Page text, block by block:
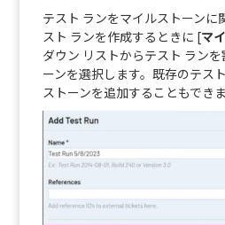
テスト ランをマイルストーンに
スト ランを作成するときに [マ
ダウン リストからテスト ラン
ーンを選択します。既存のテス
ストーンを追加することもできま